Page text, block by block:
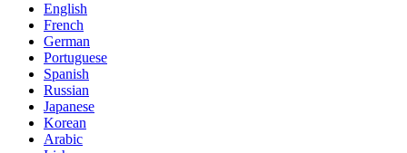
English
French
German
Portuguese
Spanish
Russian
Japanese
Korean
Arabic